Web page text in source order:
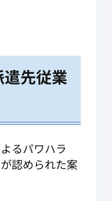
先従業
るパワハラ
認められた案